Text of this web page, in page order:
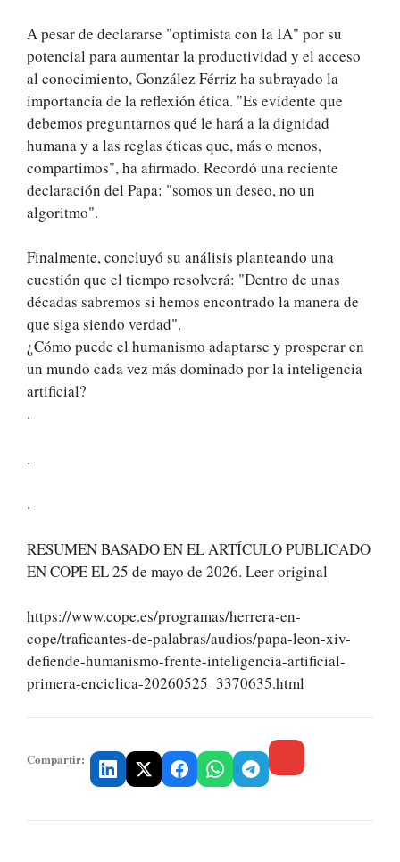
A pesar de declararse "optimista con la IA" por su
potencial para aumentar la productividad y el acceso
al conocimiento, González Férriz ha subrayado la
importancia de la reflexión ética. "Es evidente que
debemos preguntarnos qué le hará a la dignidad
humana y a las reglas éticas que, más o menos,
compartimos", ha afirmado. Recordó una reciente
declaración del Papa: "somos un deseo, no un
algoritmo".
Finalmente, concluyó su análisis planteando una
cuestión que el tiempo resolverá: "Dentro de unas
décadas sabremos si hemos encontrado la manera de
que siga siendo verdad".
¿Cómo puede el humanismo adaptarse y prosperar en
un mundo cada vez más dominado por la inteligencia
artificial?
.
.
.
RESUMEN BASADO EN EL ARTÍCULO PUBLICADO
EN COPE EL 25 de mayo de 2026. Leer original
https://www.cope.es/programas/herrera-en-
cope/traficantes-de-palabras/audios/papa-leon-xiv-
defiende-humanismo-frente-inteligencia-artificial-
primera-enciclica-20260525_3370635.html
Compartir: